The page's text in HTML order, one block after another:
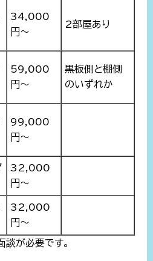
34,000
円～
2部屋あり
59,000
円～
黒板側と棚側
のいずれか
99,000
円～
32,000
円～
32,000
円～
が必要です。